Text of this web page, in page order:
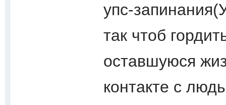
упс-
так чтоб
оставшуюся
контакте с